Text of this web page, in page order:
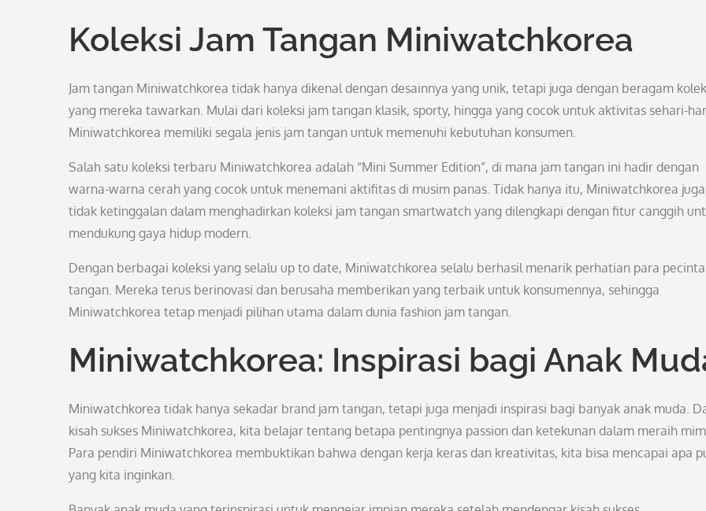
Koleksi Jam Tangan Miniwatchkorea
Jam tangan Miniwatchkorea tidak hanya dikenal dengan desainnya yang unik, tetapi juga dengan beragam
yang mereka tawarkan. Mulai dari koleksi jam tangan klasik, sporty, hingga yang cocok untuk aktivitas sehari-
Miniwatchkorea memiliki segala jenis jam tangan untuk memenuhi kebutuhan konsumen.
Salah satu koleksi terbaru Miniwatchkorea adalah “Mini Summer Edition”, di mana jam tangan ini hadir dengan
warna-warna cerah yang cocok untuk menemani aktifitas di musim panas. Tidak hanya itu, Miniwatchkorea juga
tidak ketinggalan dalam menghadirkan koleksi jam tangan smartwatch yang dilengkapi dengan fitur canggih
mendukung gaya hidup modern.
Dengan berbagai koleksi yang selalu up to date, Miniwatchkorea selalu berhasil menarik perhatian para
tangan. Mereka terus berinovasi dan berusaha memberikan yang terbaik untuk konsumennya, sehingga
Miniwatchkorea tetap menjadi pilihan utama dalam dunia fashion jam tangan.
Miniwatchkorea: Inspirasi bagi Anak
Miniwatchkorea tidak hanya sekadar brand jam tangan, tetapi juga menjadi inspirasi bagi banyak anak muda.
kisah sukses Miniwatchkorea, kita belajar tentang betapa pentingnya passion dan ketekunan dalam meraih
Para pendiri Miniwatchkorea membuktikan bahwa dengan kerja keras dan kreativitas, kita bisa mencapai apa
yang kita inginkan.